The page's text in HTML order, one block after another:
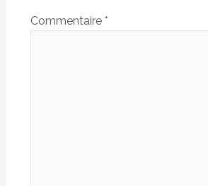
Commentaire *